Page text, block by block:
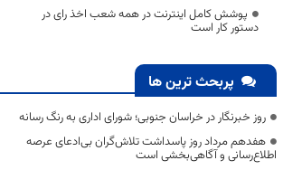
پوشش ‌کامل اینترنت در همه شعب اخذ رای در
دستور کار است
پربحث ترین ها
روز خبرنگار در خراسان جنوبی؛ شورای اداری به رنگ رسانه
هفدهم مرداد روز پاسداشت تلاش‌گران بی‌ادعای عرصه
اطلاع‌رسانی و آگاهی‌بخشی است